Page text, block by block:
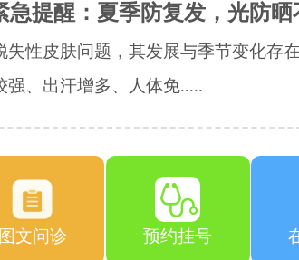
急提醒：夏季防复发，光防晒
失性皮肤问题，其发展与季节变化存
、出汗增多、人体免.....
图文问诊 预约挂号